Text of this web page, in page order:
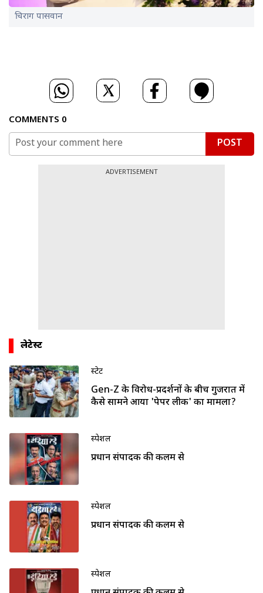
चिराग पासवान
COMMENTS 0
POST
ADVERTISEMENT
लेटेस्ट
स्टेट
Gen-Z के विरोध-प्रदर्शनों के बीच गुजरात में
कैसे सामने आया 'पेपर लीक' का मामला?
स्पेशल
प्रधान संपादक की कलम से
स्पेशल
प्रधान संपादक की कलम से
स्पेशल